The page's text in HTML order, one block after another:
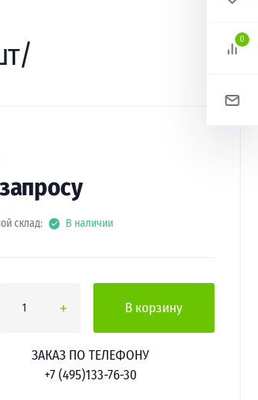
склад: В наличии
В корзину
ЗАКАЗ ПО ТЕЛЕФОНУ
+7 (495)133-76-30
0